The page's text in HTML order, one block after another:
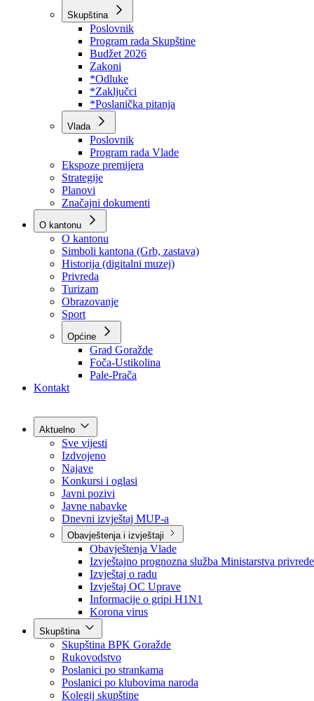
Turistička organizacija
Dokumenti
Skupština
Poslovnik
Program rada Skupštine
Budžet 2026
Zakoni
*Odluke
*Zaključci
*Poslanička pitanja
Vlada
Poslovnik
Program rada Vlade
Ekspoze premijera
Strategije
Planovi
Značajni dokumenti
O kantonu
O kantonu
Simboli kantona (Grb, zastava)
Historija (digitalni muzej)
Privreda
Turizam
Obrazovanje
Sport
Općine
Kontakt
Aktuelno
Sve vijesti
Izdvojeno
Najave
Konkursi i oglasi
Javni pozivi
Javne nabavke
Dnevni izvještaj MUP-a
Obavještenja i izvještaji
Obavještenja Vlade
Izvještajno prognozna služba Ministarstva privrede
Izvještaj o radu
Izvještaj OC Uprave
Informacije o gripi H1N1
Korona virus
Skupština
Skupština BPK Goražde
Rukovodstvo